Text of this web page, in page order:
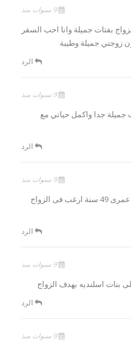
9 سنوات منذ
بفتات جميلة وانا احب السفر
زوجتي جميلة وطيبة
الرد
9 سنوات منذ
جميلة جدا واكمل حياتي مع
الرد
9 سنوات منذ
انا سلطان من الجزائر عمرى 49 سنة ارغب فى الزواج
الرد
9 سنوات منذ
بنات اسلنديه بهدف الزواج
الرد
9 سنوات منذ